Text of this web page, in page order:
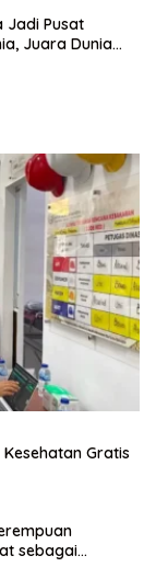
Jadi Pusat
Juara Dunia
Gratis
sebagai